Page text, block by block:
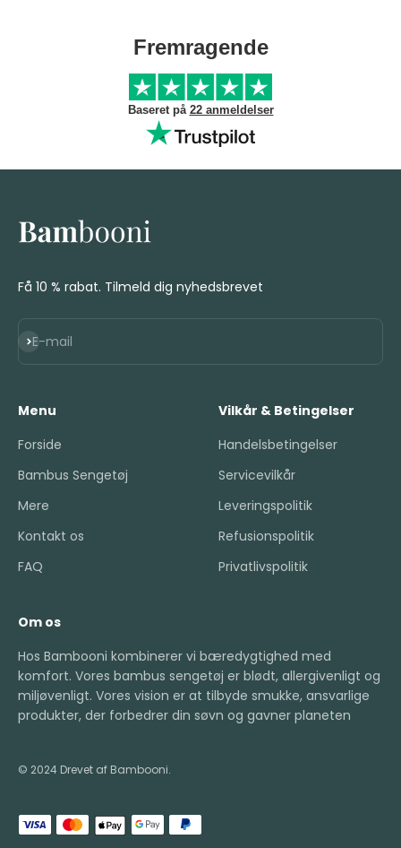
Fremragende
Baseret på 22 anmeldelser
Få 10 % rabat. Tilmeld dig nyhedsbrevet
E-mail
Abonnér
Menu
Forside
Bambus Sengetøj
Mere
Kontakt os
FAQ
Vilkår & Betingelser
Handelsbetingelser
Servicevilkår
Leveringspolitik
Refusionspolitik
Privatlivspolitik
Om os
Hos Bambooni kombinerer vi bæredygtighed med
komfort. Vores bambus sengetøj er blødt, allergivenligt og
miljøvenligt. Vores vision er at tilbyde smukke, ansvarlige
produkter, der forbedrer din søvn og gavner planeten
© 2024 Drevet af Bambooni.